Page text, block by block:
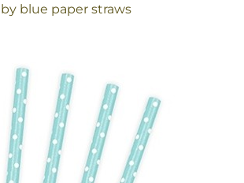
blue paper straws